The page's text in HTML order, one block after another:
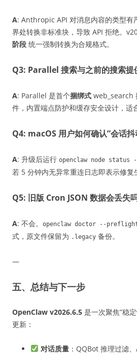
A: Anthropic API 对消息内容的类型有
界处转换非标准块，导致 API 拒绝。
阶段 统一强制转换为合规格式。
Q3: Parallel 搜索与之前的搜索提
A: Parallel 是首个捆绑式 web_search
件，内置端点防护和缓存安全设计，适
Q4: macOS 用户如何确认”会话抖
A: 升级后运行 openclaw node status
若 5 分钟内无异常重连日志即表示修复
Q5: 旧版 Cron JSON 数据会丢失
A: 不会。 openclaw doctor --
式，原文件保留为 .legacy 备份。
—
五、总结与下一步
OpenClaw v2026.6.5 是一次聚焦”稳
更新：
对话质量：QQBot 推理过滤